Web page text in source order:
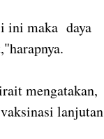
ini maka daya
mengatakan,
lanjutan